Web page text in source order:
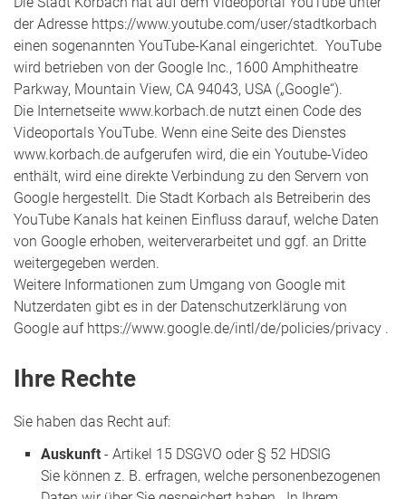
der Adresse https://www.youtube.com/user/stadtkorbach
einen sogenannten YouTube-Kanal eingerichtet. YouTube
wird betrieben von der Google Inc., 1600 Amphitheatre
Parkway, Mountain View, CA 94043, USA („Google“).
Die Internetseite www.korbach.de nutzt einen Code des
Videoportals YouTube. Wenn eine Seite des Dienstes
www.korbach.de aufgerufen wird, die ein Youtube-Video
enthält, wird eine direkte Verbindung zu den Servern von
Google hergestellt. Die Stadt Korbach als Betreiberin des
YouTube Kanals hat keinen Einfluss darauf, welche Daten
von Google erhoben, weiterverarbeitet und ggf. an Dritte
weitergegeben werden.
Weitere Informationen zum Umgang von Google mit
Nutzerdaten gibt es in der Datenschutzerklärung von
Google auf https://www.google.de/intl/de/policies/privacy .
Ihre Rechte
Sie haben das Recht auf:
Auskunft - Artikel 15 DSGVO oder § 52 HDSIG
Sie können z. B. erfragen, welche personenbezogenen